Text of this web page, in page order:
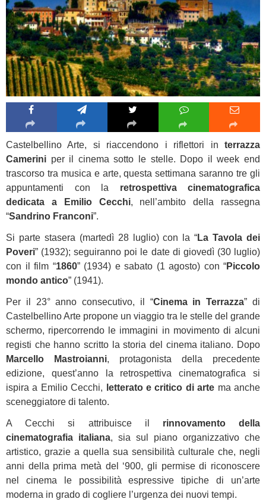
Castelbellino Arte, si riaccendono i riflettori in terrazza
Camerini per il cinema sotto le stelle. Dopo il week end
trascorso tra musica e arte, questa settimana saranno tre gli
appuntamenti con la retrospettiva cinematografica
dedicata a Emilio Cecchi, nell’ambito della rassegna
“Sandrino Franconi”.
Si parte stasera (martedì 28 luglio) con la “La Tavola dei
Poveri” (1932); seguiranno poi le date di giovedì (30 luglio)
con il film “1860” (1934) e sabato (1 agosto) con “Piccolo
mondo antico” (1941).
Per il 23° anno consecutivo, il “Cinema in Terrazza” di
Castelbellino Arte propone un viaggio tra le stelle del grande
schermo, ripercorrendo le immagini in movimento di alcuni
registi che hanno scritto la storia del cinema italiano. Dopo
Marcello Mastroianni, protagonista della precedente
edizione, quest’anno la retrospettiva cinematografica si
ispira a Emilio Cecchi,
letterato e critico di arte ma anche
sceneggiatore di talento.
A Cecchi si attribuisce il rinnovamento della
cinematografia italiana, sia sul piano organizzativo che
artistico, grazie a quella sua sensibilità culturale che, negli
anni della prima metà del ‘900, gli permise di riconoscere
nel cinema le possibilità espressive tipiche di un’arte
moderna in grado di cogliere l’urgenza dei nuovi tempi.